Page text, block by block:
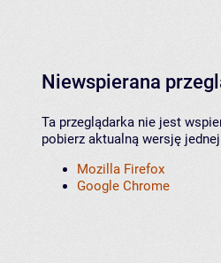
Niewspierana
Ta przeglądarka nie jest
pobierz aktualną wersję
Mozilla Firefox
Google Chrome